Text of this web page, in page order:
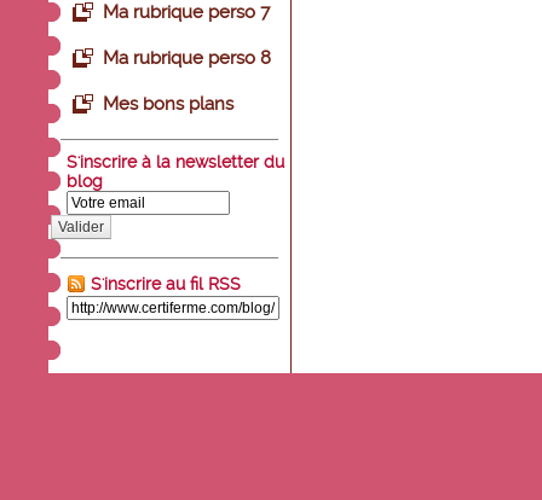
Ma rubrique perso 7
Ma rubrique perso 8
Mes bons plans
S'inscrire à la newsletter du
blog
Valider
S'inscrire au fil RSS